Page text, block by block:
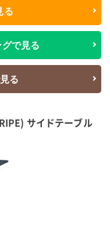
る
で見る
る
サイドテーブル